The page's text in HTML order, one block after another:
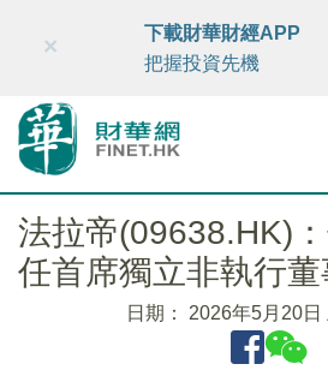
財華智庫網 FINTV
×
下載財華財經APP
把握投資先機
法拉帝(09638.HK)
任首席獨立非執行董
日期： 2026年5月20日